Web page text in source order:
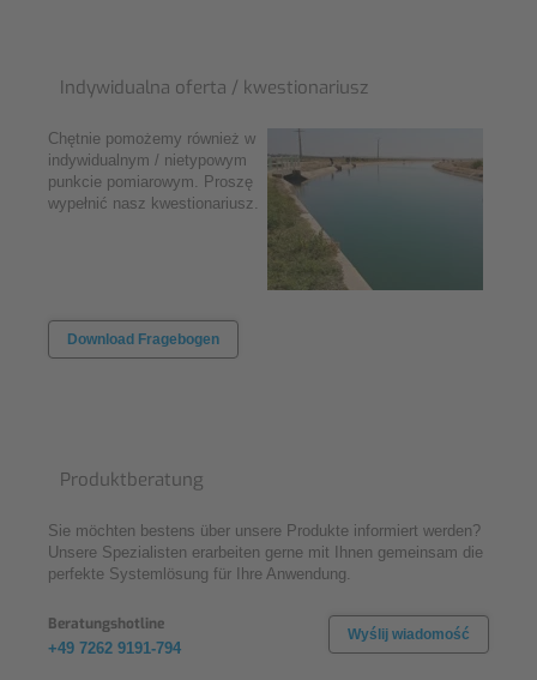
Indywidualna oferta / kwestionariusz
Chętnie pomożemy również w
indywidualnym / nietypowym
punkcie pomiarowym. Proszę
wypełnić nasz kwestionariusz.
Download Fragebogen
Produktberatung
Sie möchten bestens über unsere Produkte informiert werden?
Unsere Spezialisten erarbeiten gerne mit Ihnen gemeinsam die
perfekte Systemlösung für Ihre Anwendung.
Beratungshotline
+49 7262 9191-794
Wyślij wiadomość